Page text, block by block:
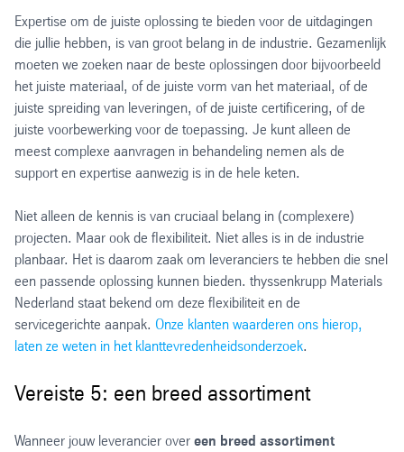
Expertise om de juiste oplossing te bieden voor de uitdagingen
die jullie hebben, is van groot belang in de industrie. Gezamenlijk
moeten we zoeken naar de beste oplossingen door bijvoorbeeld
het juiste materiaal, of de juiste vorm van het materiaal, of de
juiste spreiding van leveringen, of de juiste certificering, of de
juiste voorbewerking voor de toepassing. Je kunt alleen de
meest complexe aanvragen in behandeling nemen als de
support en expertise aanwezig is in de hele keten.
Niet alleen de kennis is van cruciaal belang in (complexere)
projecten. Maar ook de flexibiliteit. Niet alles is in de industrie
planbaar. Het is daarom zaak om leveranciers te hebben die snel
een passende oplossing kunnen bieden. thyssenkrupp Materials
Nederland staat bekend om deze flexibiliteit en de
servicegerichte aanpak. Onze klanten waarderen ons hierop,
laten ze weten in het klanttevredenheidsonderzoek.
Vereiste 5: een breed assortiment
Wanneer jouw leverancier over een breed assortiment